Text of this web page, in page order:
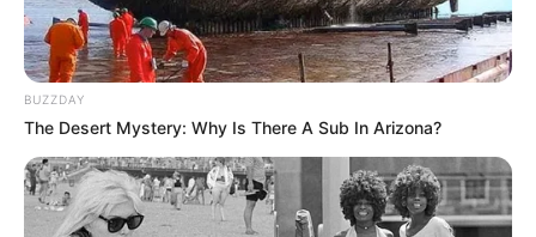
BUZZDAY
The Desert Mystery: Why Is There A Sub In Arizona?